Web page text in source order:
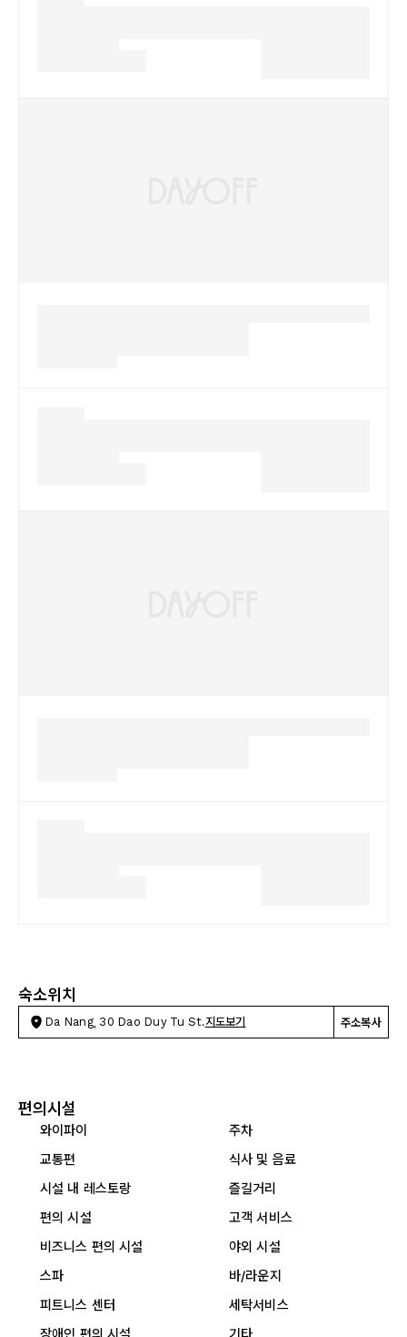
숙소위치
Da Nang, 30 Dao Duy Tu St.지도보기 주소복사
편의시설
와이파이
주차
교통편
식사 및 음료
시설 내 레스토랑
즐길거리
편의 시설
고객 서비스
비즈니스 편의 시설
야외 시설
스파
바/라운지
피트니스 센터
세탁서비스